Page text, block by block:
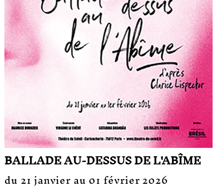
BALLADE AU-DESSUS DE L'ABÎME
du 21 janvier au 01 février 2026